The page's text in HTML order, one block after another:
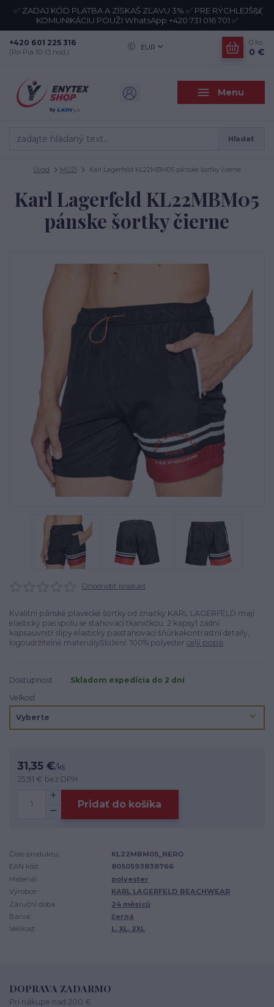
✅ ZADAJ KÓD PLATBA A ZÍSKAŠ ZĽAVU 3% ✅ PRE RÝCHLEJŠIU
KOMUNIKÁCIU POUŽI WhatsApp +420 731 016 701 ✅
Menu
EUR
Hľadať
+420 601 225 316
(Po-Pia 10-13 hod.)
0 ks
0 €
Úvod MUŽI Karl Lagerfeld KL22MBM05 pánske šortky čierne
Karl Lagerfeld KL22MBM05
pánske šortky čierne
Ohodnotiť produkt
Kvalitní pánské plavecké šortky od značky KARL LAGERFELD mají
elastický pas spolu se stahovací tkaničkou. 2 kapsy1 zadní
kapsauvnitř slipy elastický passtahovací šňůrkakontrastní detaily,
logoudržitelné materiálySložení: 100% polyester celý popis
Dostupnosť
Skladom expedícia do 2 dní
Veľkosť
31,35 €/ks
25,91 € bez DPH
Pridať do košíka
Číslo produktu:
KL22MBM05_NERO
EAN kód:
8050593838766
Materiál:
polyester
Výrobce:
KARL LAGERFELD BEACHWEAR
Záruční doba:
24 měsíců
Barva:
černá
Velikost:
L, XL, 2XL
DOPRAVA ZADARMO
Pri nákupe nad 200 €